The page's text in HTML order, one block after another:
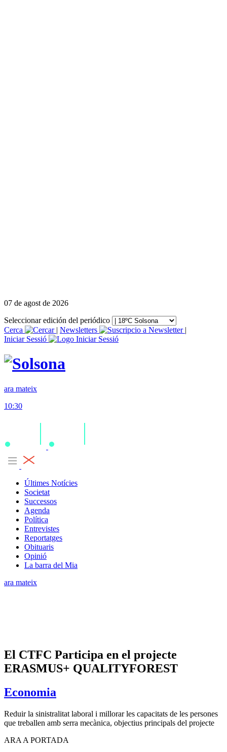
07 de agost de 2026
Seleccionar edición del periódico
Cerca
| Newsletters
|
Iniciar Sessió
ara mateix
10:30
Últimes Notícies
Societat
Successos
Agenda
Política
Entrevistes
Reportatges
Obituaris
Opinió
La barra del Mia
ara mateix
El CTFC Participa en el projecte
ERASMUS+ QUALITYFOREST
Economia
Reduir la sinistralitat laboral i millorar les capacitats de les persones
que treballen amb serra mecànica, objectius principals del projecte
ARA A PORTADA